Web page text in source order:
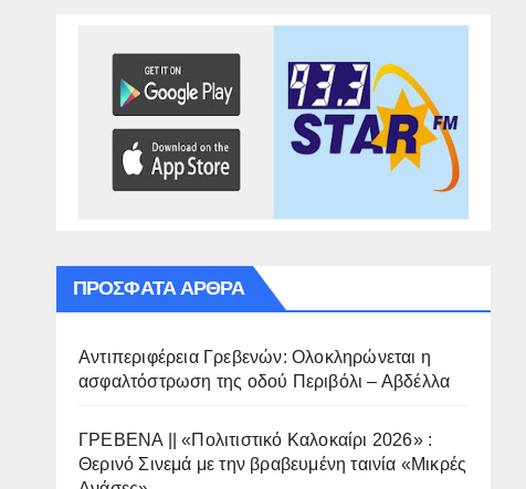
ΠΡΌΣΦΑΤΑ ΆΡΘΡΑ
Αντιπεριφέρεια Γρεβενών: Ολοκληρώνεται η
ασφαλτόστρωση της οδού Περιβόλι – Αβδέλλα
ΓΡΕΒΕΝΑ || «Πολιτιστικό Καλοκαίρι 2026» :
Θερινό Σινεμά με την βραβευμένη ταινία «Μικρές